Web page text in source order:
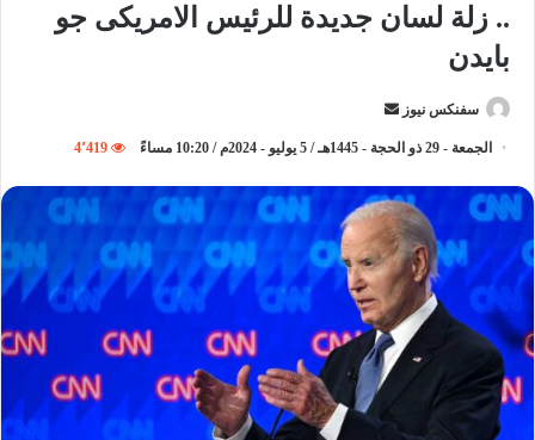
.. زلة لسان جديدة للرئيس الامريكى جو
بايدن
سفنكس نيوز
ل
ر
ي
د
ا
إ
ك
الجمعة - 29 ذو الحجة - 1445هـ / 5 يوليو - 2024م / 10:20 مساءً 4٬419